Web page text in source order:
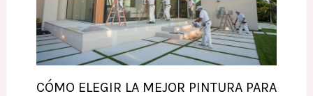
CÓMO ELEGIR LA MEJOR PINTURA PARA